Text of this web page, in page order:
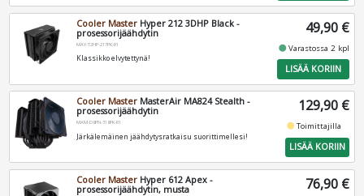
Cooler Master Hyper 212 3DHP Black -
prosessorijäähdytin
MAY-T2HP-217PK-R1
Klassikko elvytettynä!
49,90 €
fiber_manual_recordVarastossa 2 kpl
LISÄÄ KORIIN
Cooler Master MasterAir MA824 Stealth -
prosessorijäähdytin
MAM-D8PN-318PK-R1
Järkälemäinen jäähdytysratkaisu suorittimellesi!
129,90 €
fiber_manual_recordToimittajilla
LISÄÄ KORIIN
Cooler Master Hyper 612 Apex -
prosessorijäähdytin, musta
76,90 €